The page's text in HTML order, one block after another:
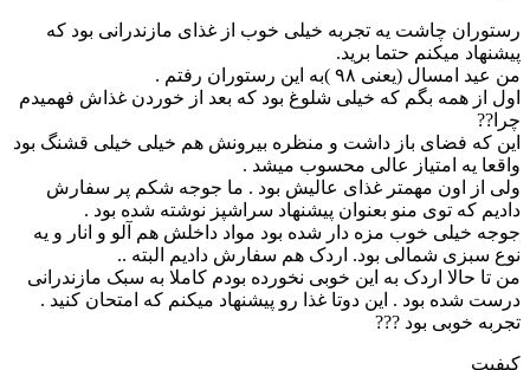
رستوران چاشت یه تجربه خیلی خوب از غذای مازندرانی بود که
پیشنهاد میکنم حتما برید.
من عید امسال (یعنی ۹۸ )به این رستوران رفتم .
اول از همه بگم که خیلی شلوغ بود که بعد از خوردن غذاش فهمیدم
چرا??
این که فضای باز داشت و منظره بیرونش هم خیلی خیلی قشنگ بود
واقعا یه امتیاز عالی محسوب میشد .
ولی از اون مهمتر غذای عالیش بود . ما جوجه شکم پر سفارش
دادیم که توی منو بعنوان پیشنهاد سراشپز نوشته شده بود .
جوجه خیلی خوب مزه دار شده بود مواد داخلش هم آلو و انار و یه
نوع سبزی شمالی بود. اردک هم سفارش دادیم البته ..
من تا حالا اردک به این خوبی نخورده بودم کاملا به سبک مازندرانی
درست شده بود . این دوتا غذا رو پیشنهاد میکنم که امتحان کنید .
تجربه خوبی بود ???
کیفیت